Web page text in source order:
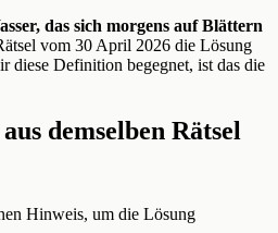
das sich morgens auf Blättern
vom 30 April 2026 die Lösung
diese Definition begegnet, ist das die
demselben Rätsel
Hinweis, um die Lösung